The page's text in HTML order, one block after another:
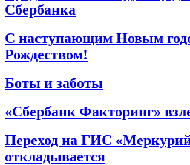
Сбербанка
С наступающим Новым
Рождеством!
Боты и заботы
«Сбербанк Факторинг»
Переход на ГИС
откладывается